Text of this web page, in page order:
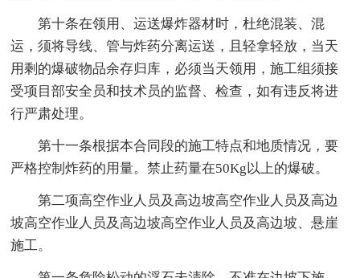
第十条在领用、运送爆炸器材时，杜绝混装、混
运，须将导线、管与炸药分离运送，且轻拿轻放，当天
用剩的爆破物品余存归库，必须当天领用，施工组须接
受项目部安全员和技术员的监督、检查，如有违反将进
行严肃处理。
第十一条根据本合同段的施工特点和地质情况，要
严格控制炸药的用量。禁止药量在50Kg以上的爆破。
第二项高空作业人员及高边坡高空作业人员及高边
坡高空作业人员及高边坡高空作业人员及高边坡、悬崖
施工。